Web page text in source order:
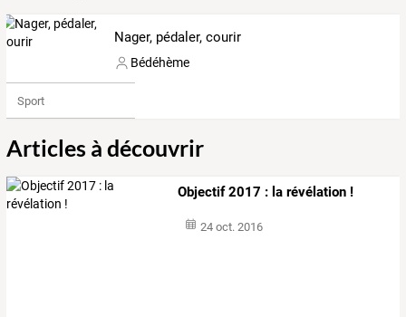
Nager, pédaler, courir
Bédéhème
Sport
Articles à découvrir
Objectif 2017 : la révélation !
24 oct. 2016